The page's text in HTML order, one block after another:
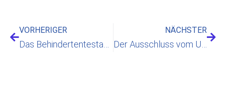
VORHERIGER NÄCHSTER